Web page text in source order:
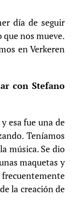
día de seguir
que nos mueve.
en Verkeren
con Stefano
esa fue una de
Teníamos
música. Se dio
maquetas y
la creación de